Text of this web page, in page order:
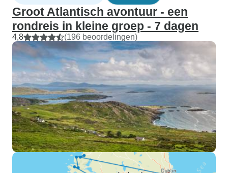
Groot Atlantisch avontuur - een
rondreis in kleine groep - 7 dagen
4,8 (196 beoordelingen)